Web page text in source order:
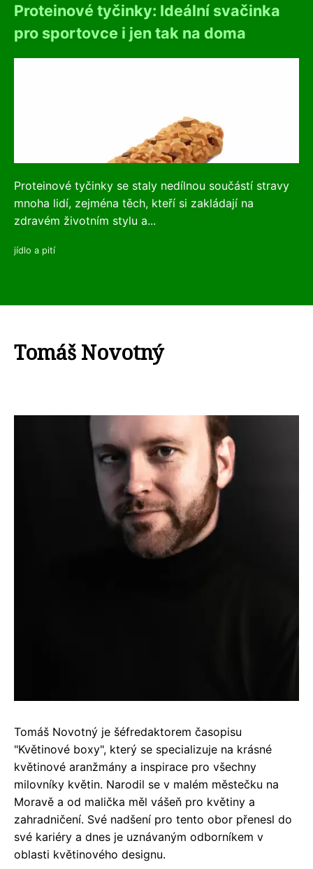
Proteinové tyčinky: Ideální svačinka
pro sportovce i jen tak na doma
Proteinové tyčinky se staly nedílnou součástí stravy
mnoha lidí, zejména těch, kteří si zakládají na
zdravém životním stylu a...
jídlo a pití
Tomáš Novotný
Tomáš Novotný je šéfredaktorem časopisu
"Květinové boxy", který se specializuje na krásné
květinové aranžmány a inspirace pro všechny
milovníky květin. Narodil se v malém městečku na
Moravě a od malička měl vášeň pro květiny a
zahradničení. Své nadšení pro tento obor přenesl do
své kariéry a dnes je uznávaným odborníkem v
oblasti květinového designu.